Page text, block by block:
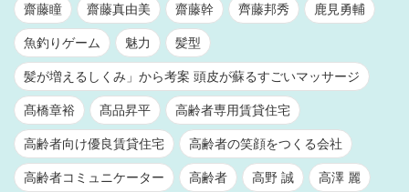
齋藤瞳 齋藤真由美 齋藤幹 齊藤邦秀 鹿見勇輔
魚釣りゲーム 魅力 髪型
髪が増えるしくみ」から考案 頭皮が蘇るすごいマッサージ
髙橋章裕 髙品昇平 高齢者専用賃貸住宅
高齢者向け優良賃貸住宅 高齢者の笑顔をつくる会社
高齢者コミュニケーター 高齢者 高野 誠 高澤 麗